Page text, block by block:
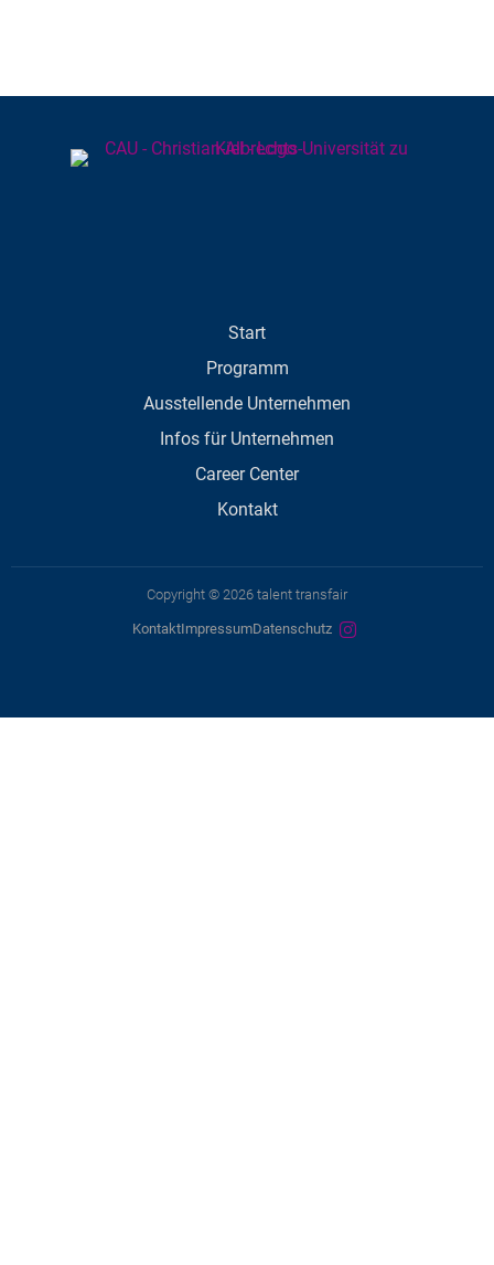
Start
Programm
Ausstellende Unternehmen
Infos für Unternehmen
Career Center
Kontakt
Copyright © 2026 talent transfair
KontaktImpressumDatenschutz